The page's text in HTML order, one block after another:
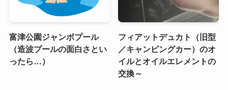
富津公園ジャンボプール
（造波プールの面白さとい
ったら…）
フィアットデュカト（旧型
／キャンピングカー）のオ
イルとオイルエレメントの
交換～